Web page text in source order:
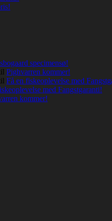
specimensø!
Pighvarren kommer!
Få en fiskeoplevelse med
med Fangstgaranti!
kommer!